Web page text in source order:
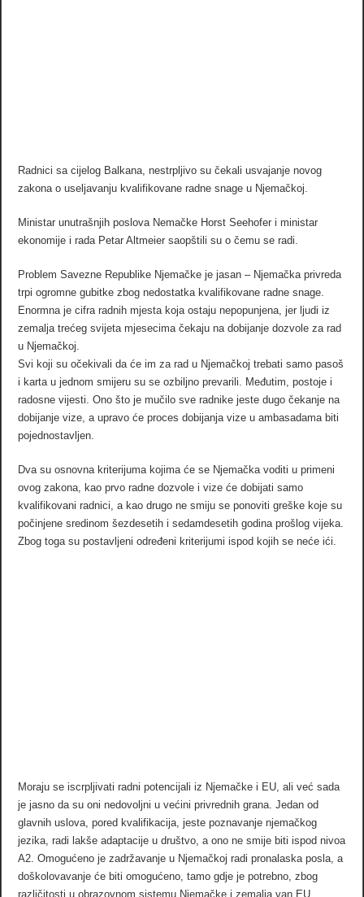
Radnici sa cijelog Balkana, nestrpljivo su čekali usvajanje novog
zakona o useljavanju kvalifikovane radne snage u Njemačkoj.
Ministar unutrašnjih poslova Nemačke Horst Seehofer i ministar
ekonomije i rada Petar Altmeier saopštili su o čemu se radi.
Problem Savezne Republike Njemačke je jasan – Njemačka privreda
trpi ogromne gubitke zbog nedostatka kvalifikovane radne snage.
Enormna je cifra radnih mjesta koja ostaju nepopunjena, jer ljudi iz
zemalja trećeg svijeta mjesecima čekaju na dobijanje dozvole za rad
u Njemačkoj.
Svi koji su očekivali da će im za rad u Njemačkoj trebati samo pasoš
i karta u jednom smijeru su se ozbiljno prevarili. Međutim, postoje i
radosne vijesti. Ono što je mučilo sve radnike jeste dugo čekanje na
dobijanje vize, a upravo će proces dobijanja vize u ambasadama biti
pojednostavljen.
Dva su osnovna kriterijuma kojima će se Njemačka voditi u primeni
ovog zakona, kao prvo radne dozvole i vize će dobijati samo
kvalifikovani radnici, a kao drugo ne smiju se ponoviti greške koje su
počinjene sredinom šezdesetih i sedamdesetih godina prošlog vijeka.
Zbog toga su postavljeni određeni kriterijumi ispod kojih se neće ići.
Moraju se iscrpljivati radni potencijali iz Njemačke i EU, ali već sada
je jasno da su oni nedovoljni u većini privrednih grana. Jedan od
glavnih uslova, pored kvalifikacija, jeste poznavanje njemačkog
jezika, radi lakše adaptacije u društvo, a ono ne smije biti ispod nivoa
A2. Omogućeno je zadržavanje u Njemačkoj radi pronalaska posla, a
doškolovavanje će biti omogućeno, tamo gdje je potrebno, zbog
različitosti u obrazovnom sistemu Njemačke i zemalja van EU.